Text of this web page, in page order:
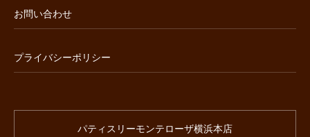
お問い合わせ
プライバシーポリシー
パティスリーモンテローザ横浜本店